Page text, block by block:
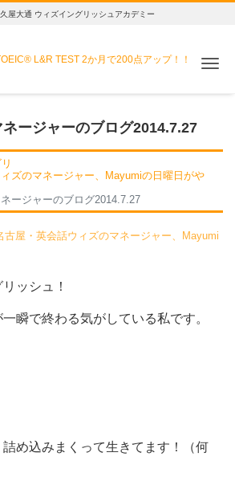
屋大通 ウィズイングリッシュアカデミー
L&R TEST2か月で200点アップ！！
ージャーのブログ2014.7.27
ズのマネージャー、Mayumiの日曜日がや
ージャーのブログ2014.7.27
古屋・英会話ウィズのマネージャー、Mayumi
ッシュ！
瞬で終わる気がしている私です。
め込みまくって生きてます！（何